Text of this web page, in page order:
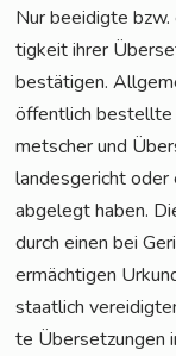
Nur beei­dig­te
tig­keit ihrer
bestä­ti­gen.
öffent­lich
met­scher und
lan­des­ge­richt oder
abge­legt haben.
durch einen bei
ermäch­ti­gen
staat­lich
te Über­set­zun­gen